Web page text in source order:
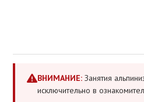
ВНИМАНИЕ: Занятия
исключительно в